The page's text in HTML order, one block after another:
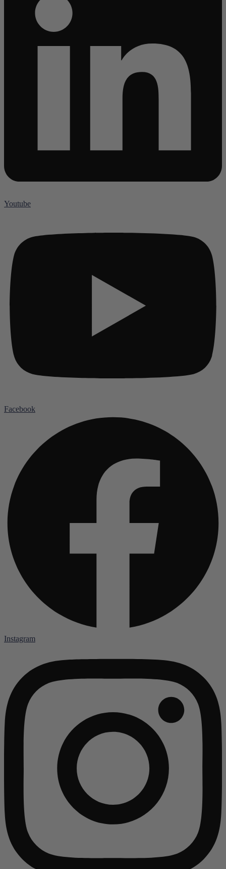
Youtube
Facebook
Instagram